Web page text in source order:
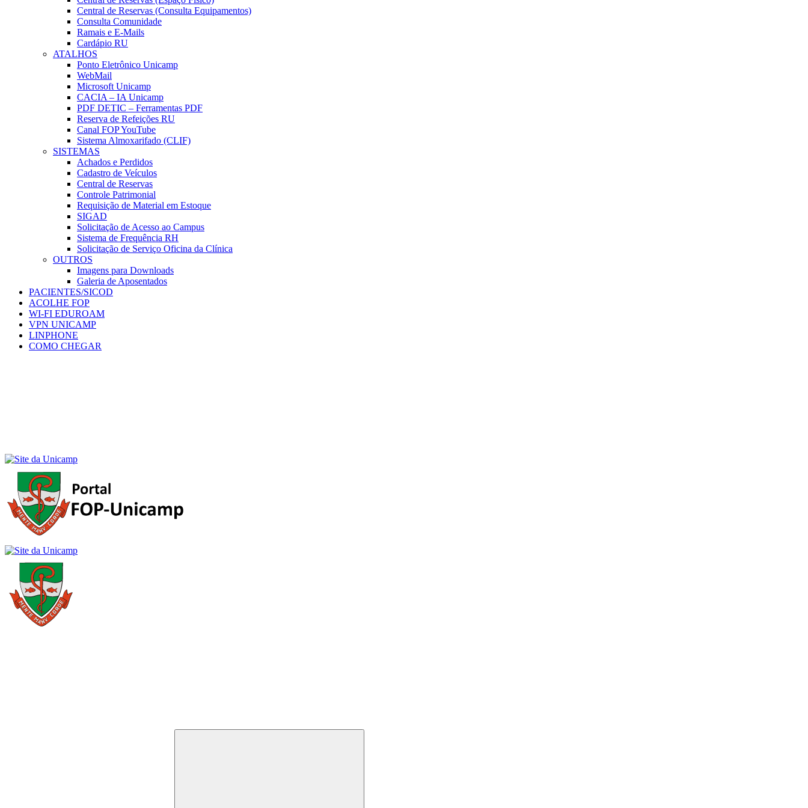
Central de Reservas (Consulta Equipamentos)
Consulta Comunidade
Ramais e E-Mails
Cardápio RU
ATALHOS
Ponto Eletrônico Unicamp
WebMail
Microsoft Unicamp
CACIA – IA Unicamp
PDF DETIC – Ferramentas PDF
Reserva de Refeições RU
Canal FOP YouTube
Sistema Almoxarifado (CLIF)
SISTEMAS
Achados e Perdidos
Cadastro de Veículos
Central de Reservas
Controle Patrimonial
Requisição de Material em Estoque
SIGAD
Solicitação de Acesso ao Campus
Sistema de Frequência RH
Solicitação de Serviço Oficina da Clínica
OUTROS
Imagens para Downloads
Galeria de Aposentados
PACIENTES/SICOD
ACOLHE FOP
WI-FI EDUROAM
VPN UNICAMP
LINPHONE
COMO CHEGAR